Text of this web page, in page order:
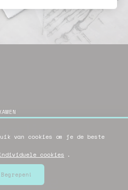
N
inspe
van cookies om je de beste
cookies .
Begrepen!